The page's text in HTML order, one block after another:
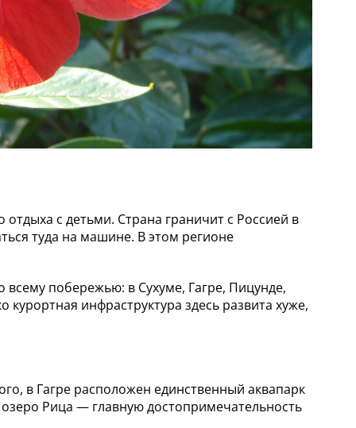
с детьми. Страна граничит с Россией в
туда на машине. В этом регионе
побережью: в Сухуме, Гагре, Пицунде,
инфраструктура здесь развита хуже,
в Гагре расположен единственный аквапарк
озеро Рица — главную достопримечательность